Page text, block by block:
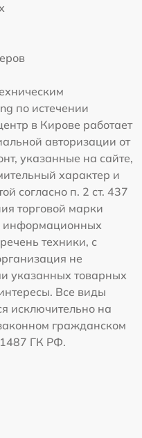
по истечении
в Кирове работает
авторизации от
указанные на сайте,
характер и
согласно п. 2 ст. 437
торговой марки
информационных
техники, с
не
указанных товарных
Все виды
исключительно на
гражданском
1487 ГК РФ.